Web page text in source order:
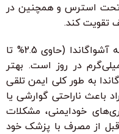
تحت استرس و همچنین در
تقویت کند.
دوز معمول عصاره ریشه آشواگاندا (حاوی 2.5% تا
ویزانولیدها) بین 300 تا 600 میلی‌گرم در روز است. بهتر
به طور کلی ایمن تلقی
باعث ناراحتی گوارشی یا
خودایمنی، مشکلات
قبل از مصرف با پزشک خود